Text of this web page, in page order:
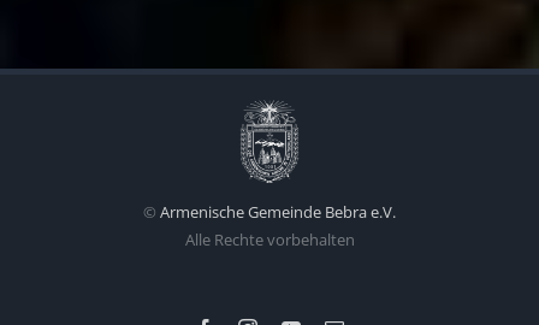
© Armenische Gemeinde Bebra e.V.
Alle Rechte vorbehalten